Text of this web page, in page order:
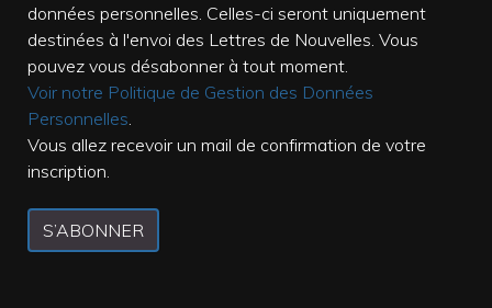
données personnelles. Celles-ci seront uniquement
destinées à l'envoi des Lettres de Nouvelles. Vous
pouvez vous désabonner à tout moment.
Voir notre Politique de Gestion des Données
Personnelles.
Vous allez recevoir un mail de confirmation de votre
inscription.
S’ABONNER